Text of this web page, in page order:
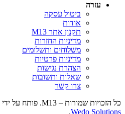
עזרה
ביטול עסקה
אודות
תקנון אתר M13
מדיניות החזרות
משלוחים ותשלומים
מדיניות פרטיות
הצהרת נגישות
שאלות ותשובות
צרו קשר
כל הזכויות שמורות – M13. פותח על ידי
Wedo Solutions
.